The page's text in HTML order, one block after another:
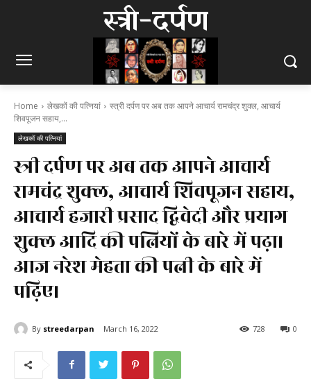
स्त्री-दर्पण
Home लेखकों की पत्नियां
स्त्री दर्पण पर अब तक आपने आचार्य रामचंद्र शुक्ल, आचार्य
शिवपूजन सहाय,...
लेखकों की पत्नियां
स्त्री दर्पण पर अब तक आपने आचार्य
रामचंद्र शुक्ल, आचार्य शिवपूजन सहाय,
आचार्य हजारी प्रसाद द्विवेदी और प्रयाग
शुक्ल आदि की पत्नियों के बारे में पढ़ा।
आज नरेश मेहता की पत्नी के बारे में
पढ़िए।
By streedarpan March 16, 2022 0
728